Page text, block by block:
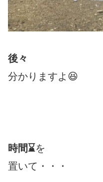
後々
分かりますよ😆
時間⌛を
置いて・・・